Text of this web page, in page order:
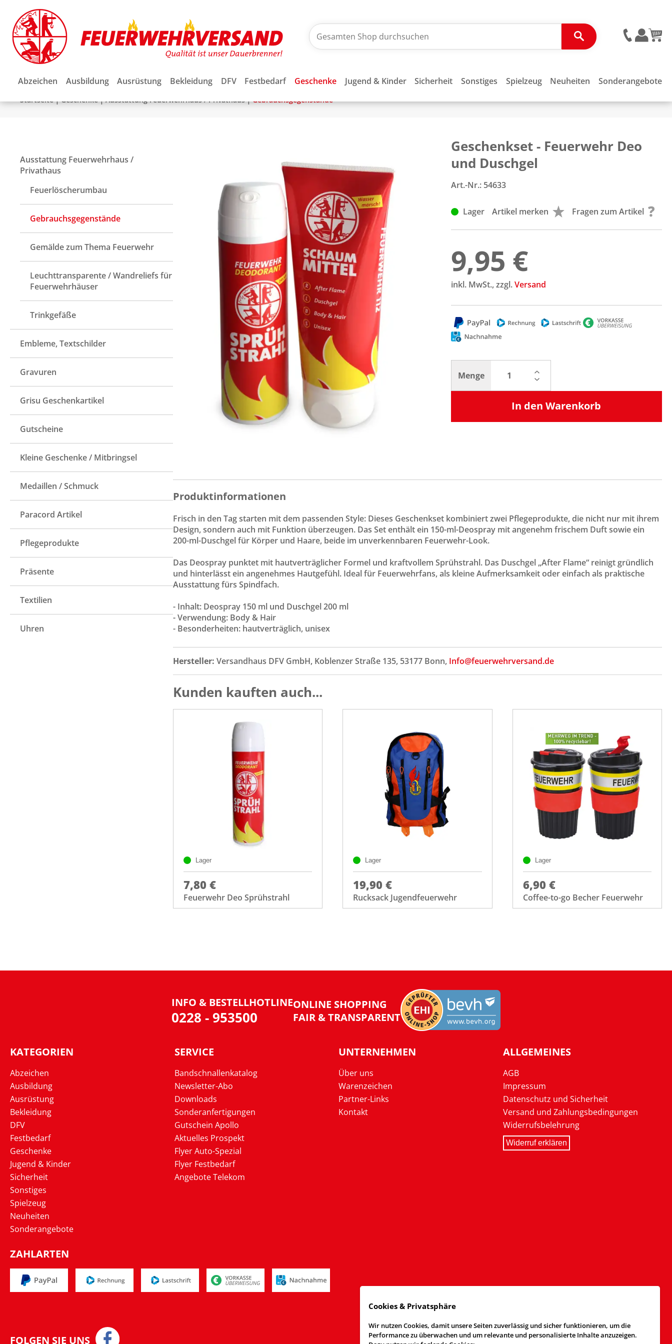
Abzeichen Ausbildung Ausrüstung Bekleidung DFV Festbedarf Geschenke Jugend & Kinder Sicherheit Sonstiges Spielzeug Neuheiten Sonderangebote
Startseite|Geschenke|Ausstattung Feuerwehrhaus / Privathaus|Gebrauchsgegenstände
Ausstattung Feuerwehrhaus /
Privathaus
Feuerlöscherumbau
Gebrauchsgegenstände
Gemälde zum Thema Feuerwehr
Leuchttransparente / Wandreliefs für
Feuerwehrhäuser
Trinkgefäße
Embleme, Textschilder
Gravuren
Grisu Geschenkartikel
Gutscheine
Kleine Geschenke / Mitbringsel
Medaillen / Schmuck
Paracord Artikel
Pflegeprodukte
Präsente
Textilien
Uhren
Geschenkset - Feuerwehr Deo
und Duschgel
Art.-Nr.: 54633
Lager Artikel merken Fragen zum Artikel
9,95 €
inkl. MwSt., zzgl.Versand
Menge
In den Warenkorb
Produktinformationen
Frisch in den Tag starten mit dem passenden Style: Dieses Geschenkset kombiniert zwei Pflegeprodukte, die nicht nur mit ihrem
Design, sondern auch mit Funktion überzeugen. Das Set enthält ein 150-ml-Deospray mit angenehm frischem Duft sowie ein
200-ml-Duschgel für Körper und Haare, beide im unverkennbaren Feuerwehr-Look.
Das Deospray punktet mit hautverträglicher Formel und kraftvollem Sprühstrahl. Das Duschgel „After Flame“ reinigt gründlich
und hinterlässt ein angenehmes Hautgefühl. Ideal für Feuerwehrfans, als kleine Aufmerksamkeit oder einfach als praktische
Ausstattung fürs Spindfach.
- Inhalt: Deospray 150 ml und Duschgel 200 ml
- Verwendung: Body & Hair
- Besonderheiten: hautverträglich, unisex
Hersteller: Versandhaus DFV GmbH, Koblenzer Straße 135, 53177 Bonn, Info@feuerwehrversand.de
Kunden kauften auch...
Lager
7,80 €
Feuerwehr Deo Sprühstrahl
Lager
19,90 €
Rucksack Jugendfeuerwehr
Lager
6,90 €
Coffee-to-go Becher Feuerwehr
INFO & BESTELLHOTLINE
0228 - 953500
ONLINE SHOPPING
FAIR & TRANSPARENT
KATEGORIEN
Abzeichen
Ausbildung
Ausrüstung
Bekleidung
DFV
Festbedarf
Geschenke
Jugend & Kinder
Sicherheit
Sonstiges
Spielzeug
Neuheiten
Sonderangebote
SERVICE
Bandschnallenkatalog
Newsletter-Abo
Downloads
Sonderanfertigungen
Gutschein Apollo
Aktuelles Prospekt
Flyer Auto-Spezial
Flyer Festbedarf
Angebote Telekom
UNTERNEHMEN
Über uns
Warenzeichen
Partner-Links
Kontakt
ALLGEMEINES
AGB
Impressum
Datenschutz und Sicherheit
Versand und Zahlungsbedingungen
Widerrufsbelehrung
Widerruf erklären
ZAHLARTEN
FOLGEN SIE UNS
Cookies & Privatsphäre
Wir nutzen Cookies, damit unsere Seiten zuverlässig und sicher funktionieren, um die
Performance zu überwachen und um relevante und personalisierte Inhalte anzuzeigen.